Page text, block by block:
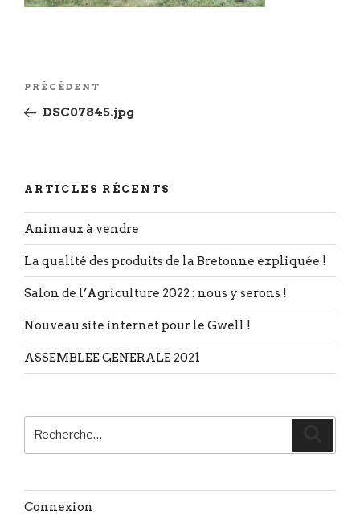
Navigation
l’article
Article
précédent
PRÉCÉDENT
DSC07845.jpg
ARTICLES RÉCENTS
Animaux à vendre
La qualité des produits de la Bretonne expliquée !
Salon de l’Agriculture 2022 : nous y serons !
Nouveau site internet pour le Gwell !
ASSEMBLEE GENERALE 2021
Connexion